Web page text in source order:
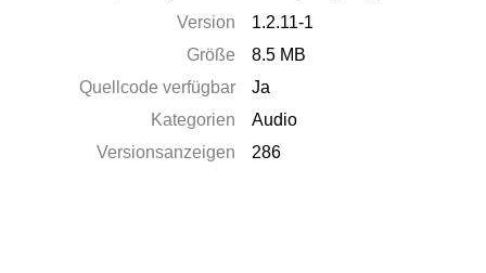
Version
1.2.11-1
Größe
8.5 MB
Quellcode verfügbar
Ja
Kategorien
Audio
Versionsanzeigen
286